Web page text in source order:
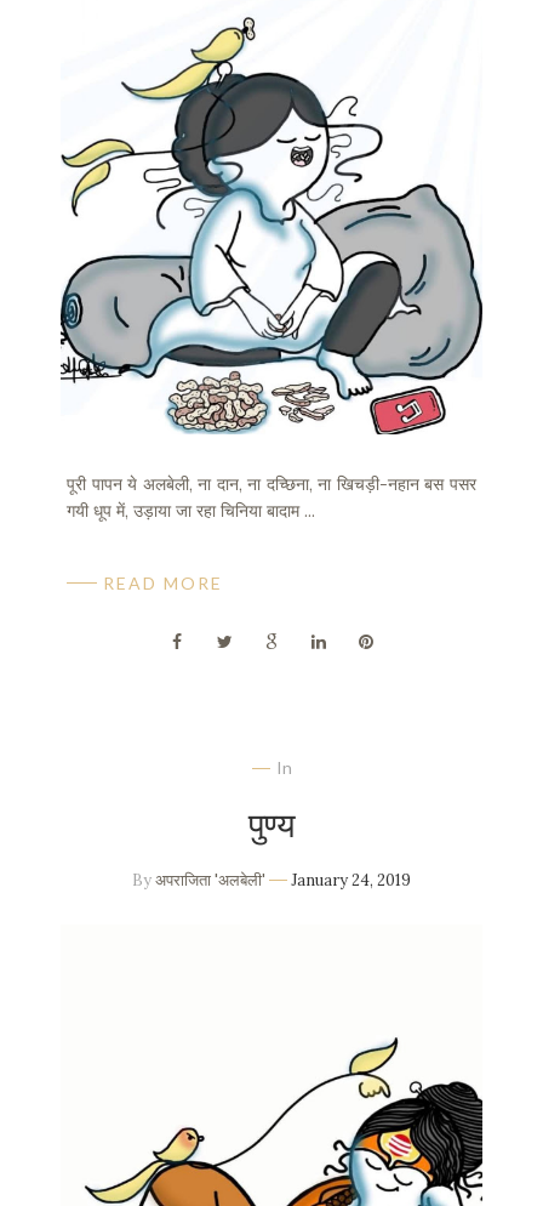
पूरी पापन ये अलबेली, ना दान, ना दच्छिना, ना खिचड़ी-नहान बस पसर
गयी धूप में, उड़ाया जा रहा चिनिया बादाम ...
READ MORE
In
पुण्य
Byअपराजिता 'अलबेली' January 24, 2019